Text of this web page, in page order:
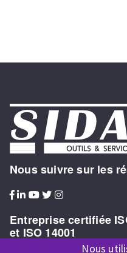
Nous
Nous suivre sur les
Entreprise certifiée
et ISO 14001